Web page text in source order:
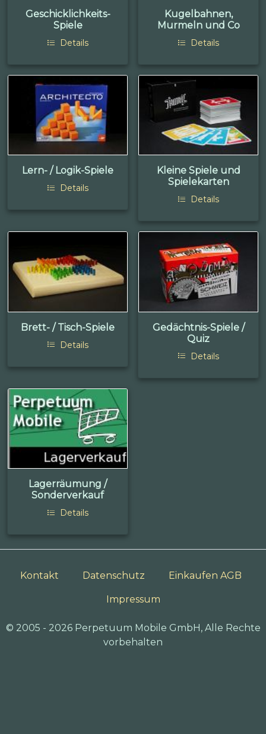
Geschicklichkeits-
Spiele
Details
Kugelbahnen,
Murmeln und Co
Details
Lern- / Logik-Spiele
Details
Kleine Spiele und
Spielekarten
Details
Brett- / Tisch-Spiele
Details
Gedächtnis-Spiele /
Quiz
Details
Lagerräumung /
Sonderverkauf
Details
Kontakt Datenschutz Einkaufen AGB
Impressum
© 2005 - 2026 Perpetuum Mobile GmbH, Alle Rechte
vorbehalten